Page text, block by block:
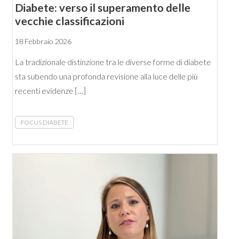
Diabete: verso il superamento delle
vecchie classificazioni
18 Febbraio 2026
La tradizionale distinzione tra le diverse forme di diabete
sta subendo una profonda revisione alla luce delle più
recenti evidenze […]
FOCUS DIABETE